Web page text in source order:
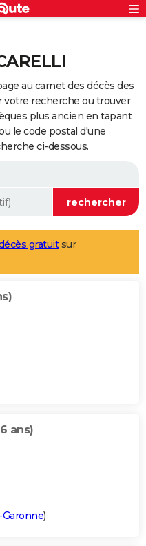
au carnet des décès des
votre recherche ou trouver
plus ancien en tapant
le code postal d'une
ci-dessous.
gratuitsur
ans)
)